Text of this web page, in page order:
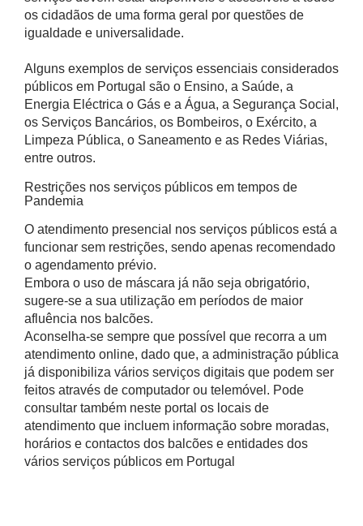
os cidadãos de uma forma geral por questões de
igualdade e universalidade.
Alguns exemplos de serviços essenciais considerados
públicos em Portugal são o Ensino, a Saúde, a
Energia Eléctrica o Gás e a Água, a Segurança Social,
os Serviços Bancários, os Bombeiros, o Exército, a
Limpeza Pública, o Saneamento e as Redes Viárias,
entre outros.
Restrições nos serviços públicos em tempos de
Pandemia
O atendimento presencial nos serviços públicos está a
funcionar sem restrições, sendo apenas recomendado
o agendamento prévio.
Embora o uso de máscara já não seja obrigatório,
sugere-se a sua utilização em períodos de maior
afluência nos balcões.
Aconselha-se sempre que possível que recorra a um
atendimento online, dado que, a administração pública
já disponibiliza vários serviços digitais que podem ser
feitos através de computador ou telemóvel. Pode
consultar também neste portal os locais de
atendimento que incluem informação sobre moradas,
horários e contactos dos balcões e entidades dos
vários serviços públicos em Portugal